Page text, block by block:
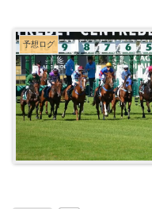
予想ログ